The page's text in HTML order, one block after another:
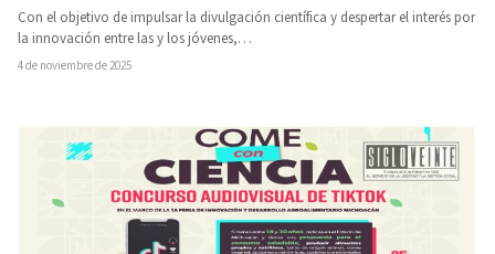
Con el objetivo de impulsar la divulgación científica y despertar el interés por
la innovación entre las y los jóvenes,…
4 de noviembre de 2025